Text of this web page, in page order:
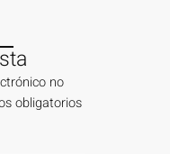
no
obligatorios